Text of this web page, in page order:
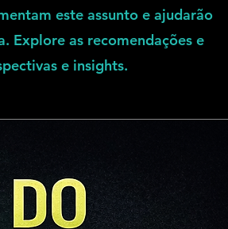
este assunto e ajudarão
Explore as recomendações e
e insights.